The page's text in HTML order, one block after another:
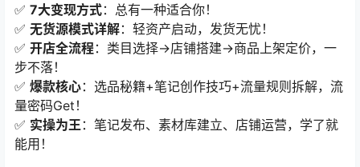
✅ ​ 7大变现方式​：总有一种适合你！
✅ ​ 无货源模式详解​：轻资产启动，发货无忧！
✅ ​ 开店全流程​：类目选择→店铺搭建→商品上架定价，一
步不落！
✅ ​ 爆款核心​：选品秘籍+笔记创作技巧+流量规则拆解，流
量密码Get！
✅ ​ 实操为王​：笔记发布、素材库建立、店铺运营，学了就
能用！